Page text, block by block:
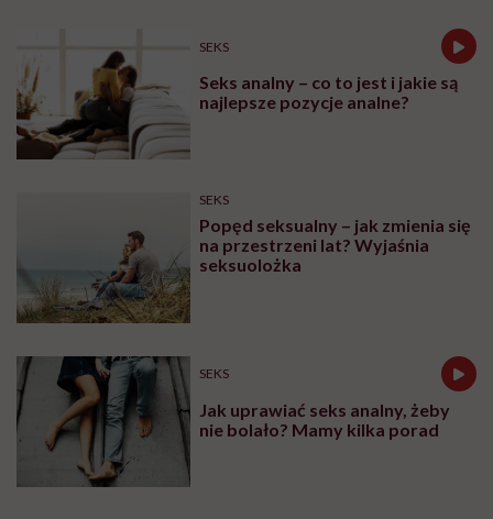
SEKS
Seks analny – co to jest i jakie są
najlepsze pozycje analne?
SEKS
Popęd seksualny – jak zmienia się
na przestrzeni lat? Wyjaśnia
seksuolożka
SEKS
Jak uprawiać seks analny, żeby
nie bolało? Mamy kilka porad